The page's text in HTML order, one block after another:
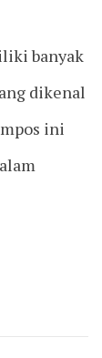
banyak
dikenal
ini